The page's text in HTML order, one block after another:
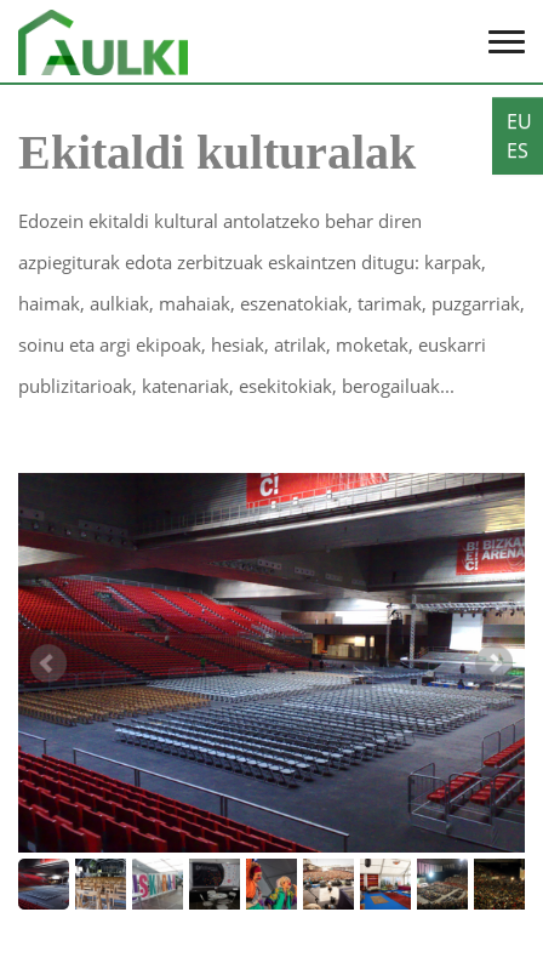
EU
ES
Ekitaldi kulturalak
Edozein ekitaldi kultural antolatzeko behar diren
azpiegiturak edota zerbitzuak eskaintzen ditugu: karpak,
haimak, aulkiak, mahaiak, eszenatokiak, tarimak, puzgarriak,
soinu eta argi ekipoak, hesiak, atrilak, moketak, euskarri
publizitarioak, katenariak, esekitokiak, berogailuak...